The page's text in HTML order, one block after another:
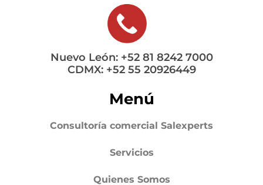
Nuevo León: +52 81 8242 7000
CDMX: +52 55 20926449
Menú
Consultoría comercial Salexperts
Servicios
Quienes Somos